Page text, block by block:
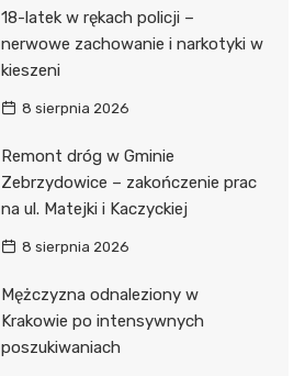
18-latek w rękach policji –
nerwowe zachowanie i narkotyki w
kieszeni
8 sierpnia 2026
Remont dróg w Gminie
Zebrzydowice – zakończenie prac
na ul. Matejki i Kaczyckiej
8 sierpnia 2026
Mężczyzna odnaleziony w
Krakowie po intensywnych
poszukiwaniach